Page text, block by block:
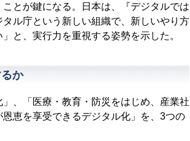
とが鍵になる。日本は、『デジタルでは
ル庁という新しい組織で、新しいやり方
と、実行力を重視する姿勢を示した。
か
、「医療・教育・防災をはじめ、産業社
恵を享受できるデジタル化」を、3つの